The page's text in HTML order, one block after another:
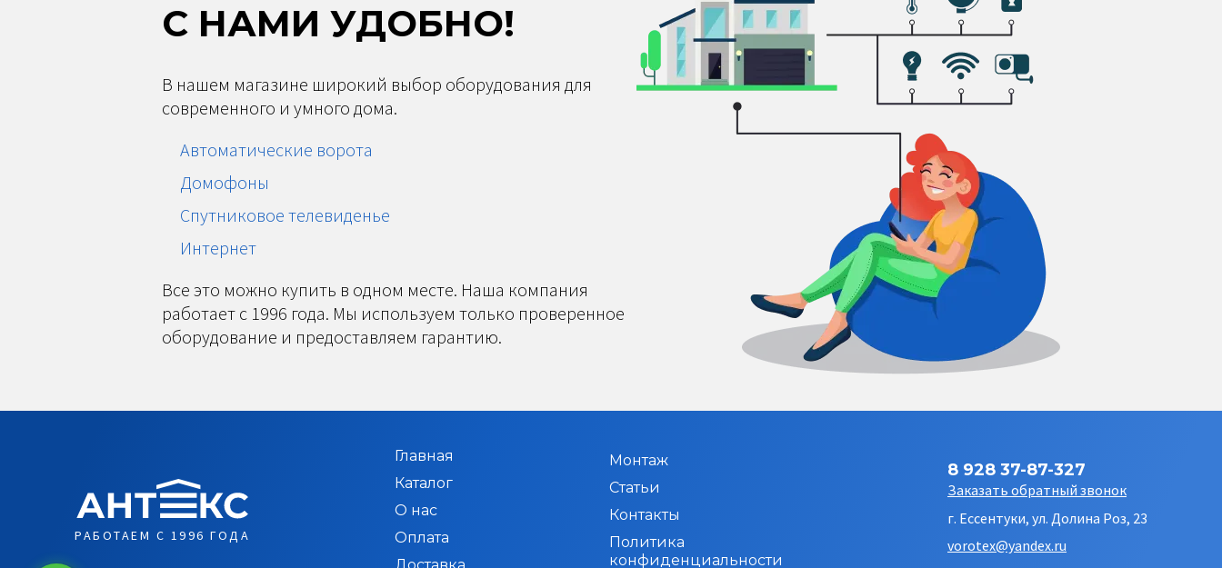
С НАМИ УДОБНО!
В нашем магазине широкий выбор оборудования для
современного и умного дома.
Автоматические ворота
Домофоны
Спутниковое телевиденье
Интернет
Все это можно купить в одном месте. Наша компания
работает с 1996 года. Мы используем только проверенное
оборудование и предоставляем гарантию.
РАБОТАЕМ С 1996 ГОДА
Главная
Каталог
О нас
Оплата
Доставка
Монтаж
Статьи
Контакты
Политика
конфиденциальности
8 928 37-87-327
Заказать обратный звонок
г. Ессентуки, ул. Долина Роз, 23
vorotex@yandex.ru